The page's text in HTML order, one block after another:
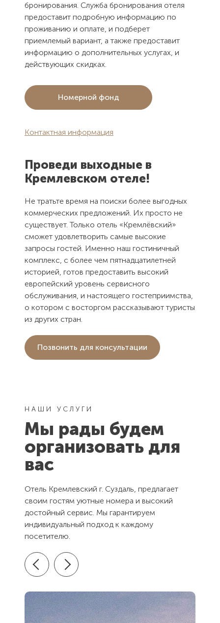
бронирования. Служба бронирования отеля
предоставит подробную информацию по
проживанию и оплате, и подберет
приемлемый вариант, а также предоставит
информацию о дополнительных услугах, и
действующих скидках.
Номерной фонд
Контактная информация
Проведи выходные в
Кремлевском отеле!
Не тратьте время на поиски более выгодных
коммерческих предложений. Их просто не
существует. Только отель «Кремлёвский»
сможет удовлетворить самые высокие
запросы гостей. Именно наш гостиничный
комплекс, с более чем пятнадцатилетней
историей, готов предоставить высокий
европейский уровень сервисного
обслуживания, и настоящего гостеприимства,
о котором с восторгом рассказывают туристы
из других стран.
Позвонить для консультации
НАШИ УСЛУГИ
Мы рады будем
организовать для
вас
Отель Кремлевский г. Суздаль, предлагает
своим гостям уютные номера и высокий
достойный сервис. Мы гарантируем
индивидуальный подход к каждому
посетителю.